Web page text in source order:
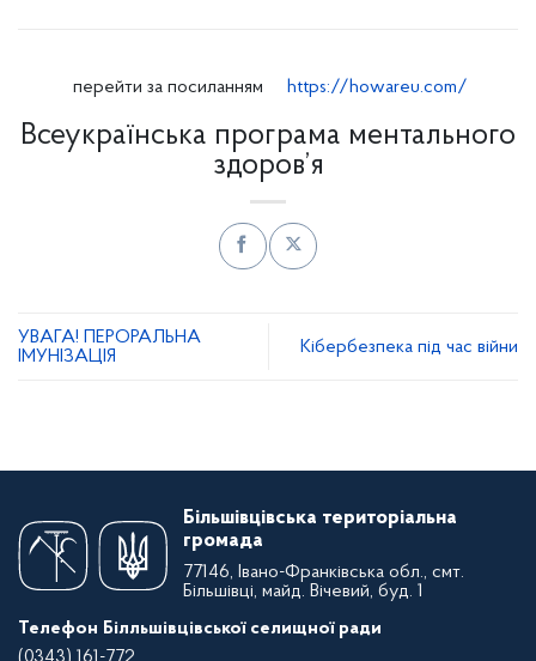
перейти за посиланням https://howareu.com/
Всеукраїнська програма ментального
здоров’я
УВАГА! ПЕРОРАЛЬНА
ІМУНІЗАЦІЯ
Кібербезпека під час війни
Більшівцівська територіальна
громада
77146, Івано-Франківська обл., смт.
Більшівці, майд. Вічевий, буд. 1
Телефон Білльшівцівської селищної ради
(0343) 161-772